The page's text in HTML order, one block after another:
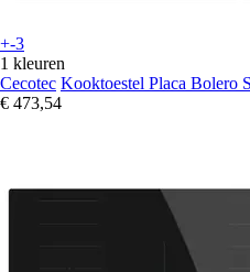
+-3
1 kleuren
Cecotec Kooktoestel Placa Bolero
€ 473,54